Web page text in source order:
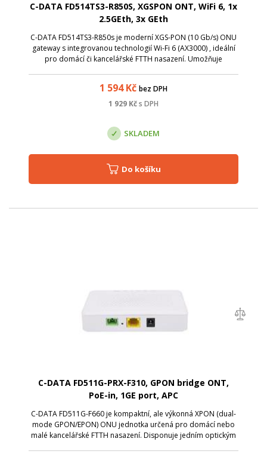
C-DATA FD514TS3-R850S, XGSPON ONT, WiFi 6, 1x
2.5GEth, 3x GEth
C-DATA FD514TS3-R850s je moderní XGS-PON (10 Gb/s) ONU
gateway s integrovanou technologií Wi-Fi 6 (AX3000) , ideální
pro domácí či kancelářské FTTH nasazení. Umožňuje
1 594Kč bez DPH
1 929 Kčs DPH
SKLADEM
Do košíku
C-DATA FD511G-PRX-F310, GPON bridge ONT,
PoE-in, 1GE port, APC
C-DATA FD511G-F660 je kompaktní, ale výkonná XPON (dual-
mode GPON/EPON) ONU jednotka určená pro domácí nebo
malé kancelářské FTTH nasazení. Disponuje jedním optickým